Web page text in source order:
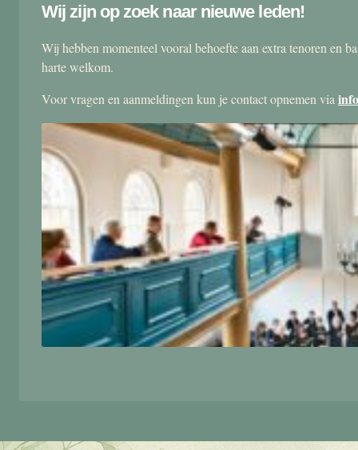
Wij zijn op zoek naar nieuwe leden!
Wij hebben momenteel vooral behoefte aan extra tenoren en
harte welkom.
Voor vragen en aanmeldingen kun je contact opnemen via